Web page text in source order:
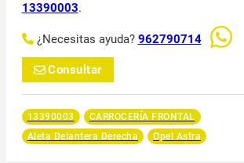
13390003.
¿Necesitas ayuda? 962790714
Consultar
13390003
CARROCERÍA FRONTAL
Aleta Delantera Derecha
Opel Astra